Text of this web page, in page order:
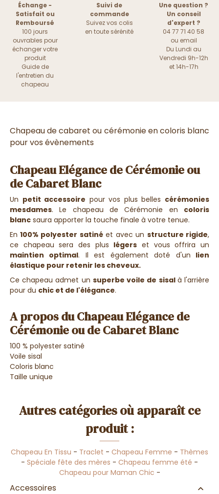
Échange -
Satisfait ou
Remboursé
100 jours
ouvrables pour
échanger votre
produit
Guide de
l'entretien du
chapeau
Suivi de
commande
Suivez vos colis
en toute sérénité
Une question ?
Un conseil
d'expert ?
04 77 71 40 58
ou email
Du Lundi au
Vendredi 9h-12h
et 14h-17h
Chapeau de cabaret ou cérémonie en coloris blanc
pour vos évènements
Chapeau Elégance de Cérémonie ou
de Cabaret Blanc
Un petit accessoire pour vos plus belles cérémonies
mesdames. Le chapeau de Cérémonie en coloris
blanc saura apporter la touche finale à votre tenue.
En 100% polyester satinéet avec un structure rigide,
ce chapeau sera des plus légers et vous offrira un
maintien optimal. Il est également doté d'un lien
élastique pour retenir les cheveux.
Ce chapeau admet un superbe voile de sisal à l'arrière
pour du chic et de l'élégance.
A propos du Chapeau Elégance de
Cérémonie ou de Cabaret Blanc
100 % polyester satiné
Voile sisal
Coloris blanc
Taille unique
Autres catégories où apparaît ce
produit :
Chapeau En Tissu - Traclet - Chapeau Femme - Thèmes
- Spéciale fête des mères - Chapeau femme été -
Chapeau pour Maman Chic -
Accessoires